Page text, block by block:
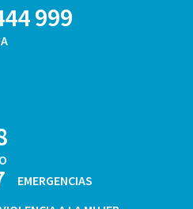
999
EMERGENCIAS